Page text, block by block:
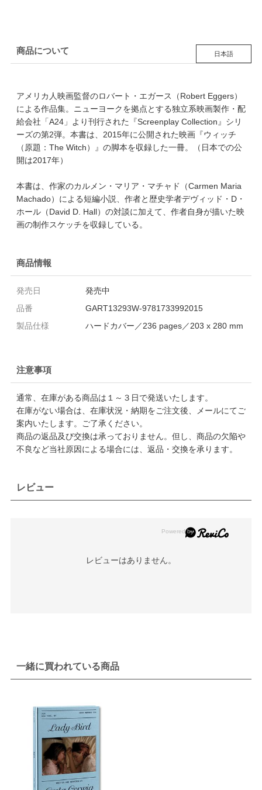
商品について 日本語
アメリカ人映画監督のロバート・エガース（Robert Eggers）
による作品集。ニューヨークを拠点とする独立系映画製作・配
給会社「A24」より刊行された『Screenplay Collection』シリ
ーズの第2弾。本書は、2015年に公開された映画『ウィッチ
（原題：The Witch）』の脚本を収録した一冊。（日本での公
開は2017年）
本書は、作家のカルメン・マリア・マチャド（Carmen Maria
Machado）による短編小説、作者と歴史学者デヴィッド・D・
ホール（David D. Hall）の対談に加えて、作者自身が描いた映
画の制作スケッチを収録している。
商品情報
発売日
発売中
品番
GART13293W-9781733992015
製品仕様
ハードカバー／236 pages／203 x 280 mm
注意事項
通常、在庫がある商品は１～３日で発送いたします。
在庫がない場合は、在庫状況・納期をご注文後、メールにてご
案内いたします。ご了承ください。
商品の返品及び交換は承っておりません。但し、商品の欠陥や
不良など当社原因による場合には、返品・交換を承ります。
レビュー
レビューはありません。
一緒に買われている商品